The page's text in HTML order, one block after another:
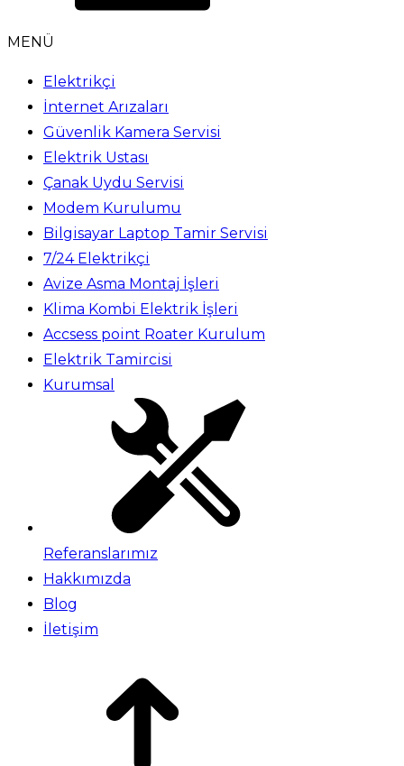
MENÜ
Elektrikçi
İnternet Arızaları
Güvenlik Kamera Servisi
Elektrik Ustası
Çanak Uydu Servisi
Modem Kurulumu
Bilgisayar Laptop Tamir Servisi
7/24 Elektrikçi
Avize Asma Montaj İşleri
Klima Kombi Elektrik İşleri
Accsess point Roater Kurulum
Elektrik Tamircisi
Kurumsal
Referanslarımız
Hakkımızda
Blog
İletişim